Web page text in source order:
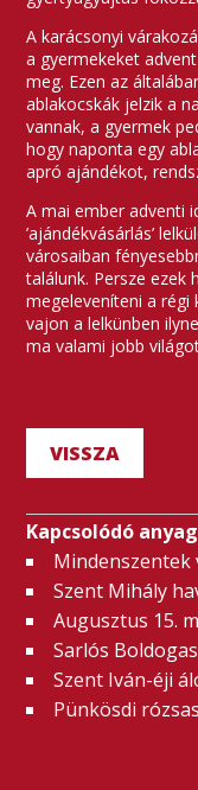
A karácsonyi
a gyermekeket
meg. Ezen az
ablakocskák jelzik a
vannak, a gyermek
hogy naponta egy
apró ajándékot,
A mai ember adventi
’ajándékvásárlás’
városaiban
találunk. Persze ezek
megeleveníteni a régi
vajon a lelkünben
ma valami jobb
VISSZA
Kapcsolódó
Mindenszentek
Szent Mihály
Augusztus 15.
Sarlós
Szent Iván-éji
Pünkösdi